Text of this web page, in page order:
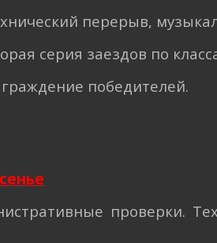
перерыв,
серия заездов по
победителей.
проверки.